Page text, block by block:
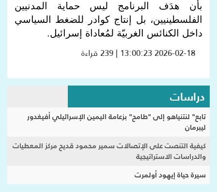
بأن هدَف البرنامج ليس حماية المدنيين
الفلسطينيين، بل إنتاج كوادر للضغط السياسي
داخل الكنائس الغربيّة لمُعاداة إسرائيل.
2026-02-18 13:00:23 | 239 قراءة
دراسات
تابع" لنتنياهو إلى "طامح" بزعامة اليمين الإسرائيلي أفيغدور
ليبرمان
كيفية التنصت على الإتصالات سمير محمود قديح مركز المعطيات
والدراسات الاستراتيجية
سيرة حياة إيهود أولمرت